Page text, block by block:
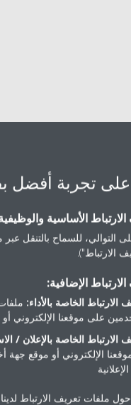
The added
Creating a sustainable
, and its not just our
more
Our IKA team is
. That
تجربة أفضل
الأساسية
التوالي، للسماح بالتنقل
الارتباط").
الإضافية:
الارتباط الخاصة بالأداء:
على موقعنا الإلكتروني
الارتباط الخاصة بالإعلان /
الإلكتروني أو موقع
ملفات تعريف الارتباط